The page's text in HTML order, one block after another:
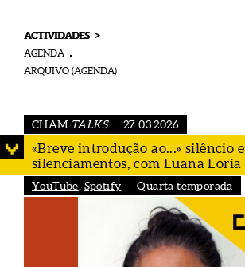
ACTIVIDADES >
AGENDA
ARQUIVO (AGENDA)
CHAM TALKS 27.03.2026
«Breve introdução ao...» silêncio e
silenciamentos, com Luana Loria
YouTube Spotify Quarta temporada